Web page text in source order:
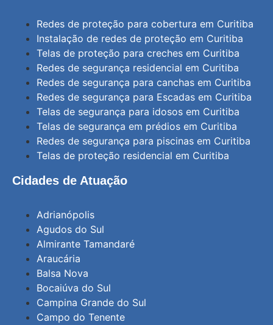
Redes de proteção para cobertura em Curitiba
Instalação de redes de proteção em Curitiba
Telas de proteção para creches em Curitiba
Redes de segurança residencial em Curitiba
Redes de segurança para canchas em Curitiba
Redes de segurança para Escadas em Curitiba
Telas de segurança para idosos em Curitiba
Telas de segurança em prédios em Curitiba
Redes de segurança para piscinas em Curitiba
Telas de proteção residencial em Curitiba
Cidades de Atuação
Adrianópolis
Agudos do Sul
Almirante Tamandaré
Araucária
Balsa Nova
Bocaiúva do Sul
Campina Grande do Sul
Campo do Tenente